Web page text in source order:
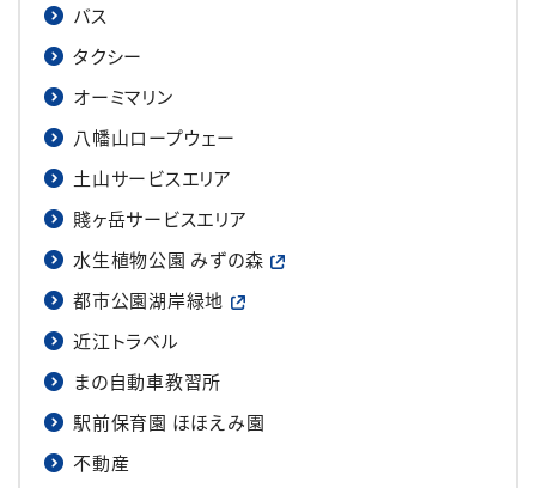
バス
タクシー
オーミマリン
八幡山ロープウェー
土山サービスエリア
賤ヶ岳サービスエリア
水生植物公園 みずの森
都市公園湖岸緑地
近江トラベル
まの自動車教習所
駅前保育園 ほほえみ園
不動産